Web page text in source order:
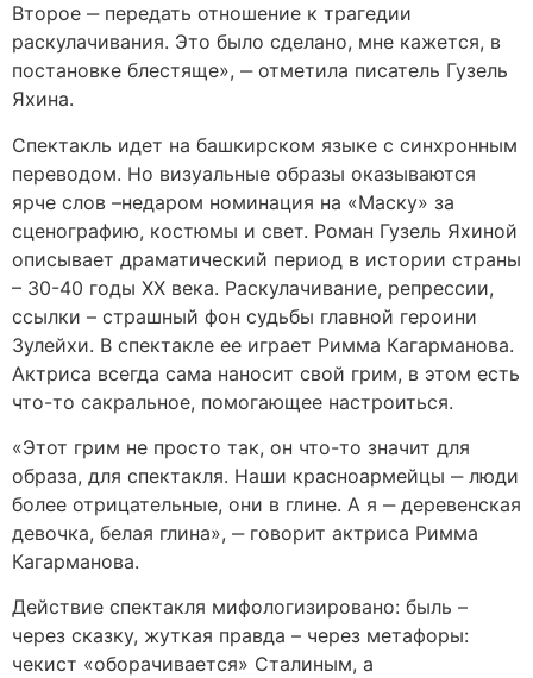
Второе ‒ передать отношение к трагедии
раскулачивания. Это было сделано, мне кажется, в
постановке блестяще», ‒ отметила писатель Гузель
Яхина.
Спектакль идет на башкирском языке с синхронным
переводом. Но визуальные образы оказываются
ярче слов –недаром номинация на «Маску» за
сценографию, костюмы и свет. Роман Гузель Яхиной
описывает драматический период в истории страны
– 30-40 годы XX века. Раскулачивание, репрессии,
ссылки – страшный фон судьбы главной героини
Зулейхи. В спектакле ее играет Римма Кагарманова.
Актриса всегда сама наносит свой грим, в этом есть
что-то сакральное, помогающее настроиться.
«Этот грим не просто так, он что-то значит для
образа, для спектакля. Наши красноармейцы ‒ люди
более отрицательные, они в глине. А я ‒ деревенская
девочка, белая глина», ‒ говорит актриса Римма
Кагарманова.
Действие спектакля мифологизировано: быль –
через сказку, жуткая правда – через метафоры:
чекист «оборачивается» Сталиным, а